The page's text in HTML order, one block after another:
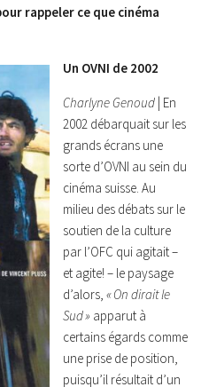
rappeler ce que cinéma
Un OVNI de 2002
Charlyne Genoud | En
2002 débarquait sur les
grands écrans une
sorte d’OVNI au sein du
cinéma suisse. Au
milieu des débats sur le
soutien de la culture
par l’OFC qui agitait –
et agite! – le paysage
d’alors, « On dirait le
Sud » apparut à
certains égards comme
une prise de position,
puisqu’il résultait d’un